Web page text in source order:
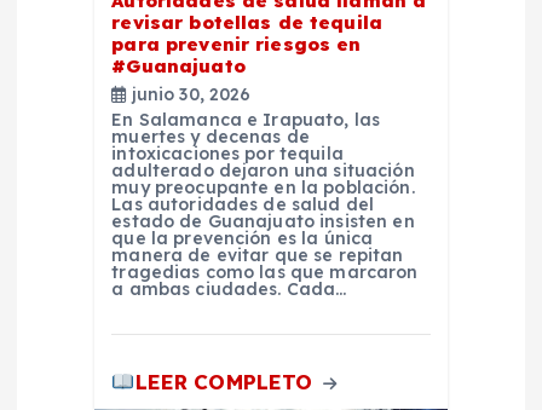
revisar botellas de tequila
para prevenir riesgos en
#Guanajuato
junio 30, 2026
En Salamanca e Irapuato, las
muertes y decenas de
intoxicaciones por tequila
adulterado dejaron una situación
muy preocupante en la población.
Las autoridades de salud del
estado de Guanajuato insisten en
que la prevención es la única
manera de evitar que se repitan
tragedias como las que marcaron
a ambas ciudades. Cada…
LEER COMPLETO